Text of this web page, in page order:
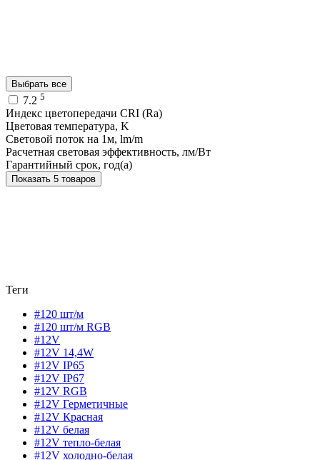
Выбрать все
7.2 5
Индекс цветопередачи CRI (Ra)
Цветовая температура, K
Световой поток на 1м, lm/m
Расчетная световая эффективность, лм/Вт
Гарантийный срок, год(а)
Показать 5 товаров
Теги
#120 шт/м
#120 шт/м RGB
#12V
#12V 14,4W
#12V IP65
#12V IP67
#12V RGB
#12V Герметичные
#12V Красная
#12V белая
#12V тепло-белая
#12V холодно-белая